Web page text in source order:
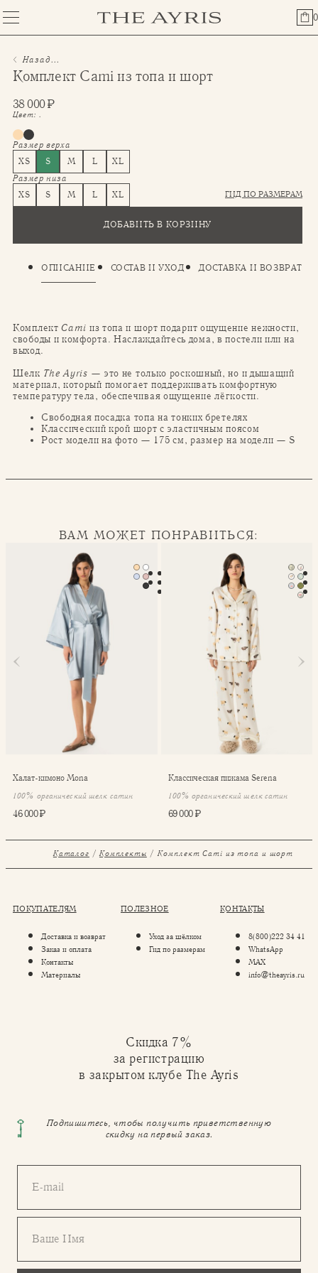
0
Назад...
⁠⁠Комплект Cami из топа и шорт
38 000₽
Цвет:.
Размер верха
S
XS M L
XL
Размер низа
S
XS M L XL ГИД ПО РАЗМЕРАМ
ДОБАВИТЬ В КОРЗИНУ
ОПИСАНИЕ СОСТАВ И УХОД ДОСТАВКА И ВОЗВРАТ
КомплектCami из топа и шорт подарит ощущение нежности,
свободы и комфорта. Наслаждайтесь дома, в постели или на
выход.
Шелк The Ayris — это не только роскошный, но и дышащий
материал, который помогает поддерживать комфортную
температуру тела, обеспечивая ощущение лёгкости.
Свободная посадка топа на тонких бретелях
Классический крой шорт с эластичным поясом
Рост модели на фото — 175 см, размер на модели — S
ВАМ МОЖЕТ ПОНРАВИТЬСЯ:
Халат-кимоно Mona
Халат-кимоно Mona
100% органический шелк сатин
46 000 ₽
Классическая пижама
Классическая пижама Serena
100% органический шелк сатин
69 000 ₽
Каталог Комплекты ⁠⁠Комплект Cami из топа и шорт
ПОКУПАТЕЛЯМ
Доставка и возврат
Заказ и оплата
Контакты
Материалы
ПОЛЕЗНОЕ
Уход за шёлком
Гид по размерам
КОНТАКТЫ
8(800)222 34 41
WhatsApp
MAX
info@theayris.ru
Скидка 7%
за регистрацию
в закрытом клубе The Ayris
Подпишитесь, чтобы получить приветственную
скидку на первый заказ.
E-mail
Ваше Имя